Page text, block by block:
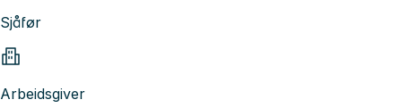
Sjåfør
Arbeidsgiver